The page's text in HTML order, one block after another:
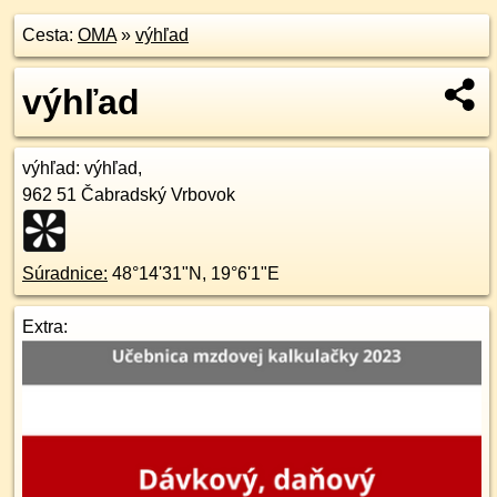
Cesta: OMA» výhľad
výhľad
výhľad: výhľad,
962 51 Čabradský Vrbovok
Súradnice: 48°14'31"N , 19°6'1"E
Extra: